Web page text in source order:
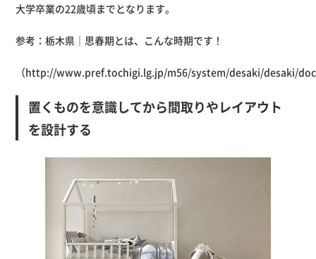
大学卒業の22歳頃までとなります。
参考：栃木県｜思春期とは、こんな時期です！
（http://www.pref.tochigi.lg.jp/m56/system/desaki/desaki/
置くものを意識してから間取りやレイアウト
を設計する